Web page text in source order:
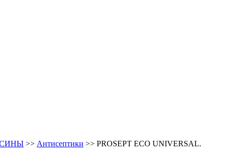
>> Антисептики >> PROSEPT ECO UNIVERSAL.